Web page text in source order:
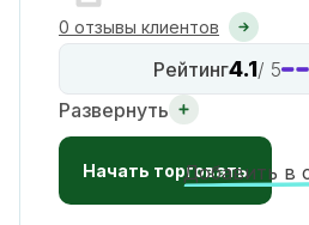
0 отзывы клиентов
Рейтинг4.1/ 5
Развернуть
Начать торговать
Добавить в